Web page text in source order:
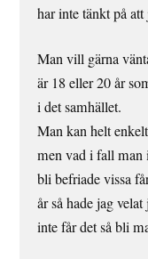
har inte tänkt på
Man vill gärna
är 18 eller 20 år
i det samhället.
Man kan helt
men vad i fall man
bli befriade vissa
år så hade jag
inte får det så bli